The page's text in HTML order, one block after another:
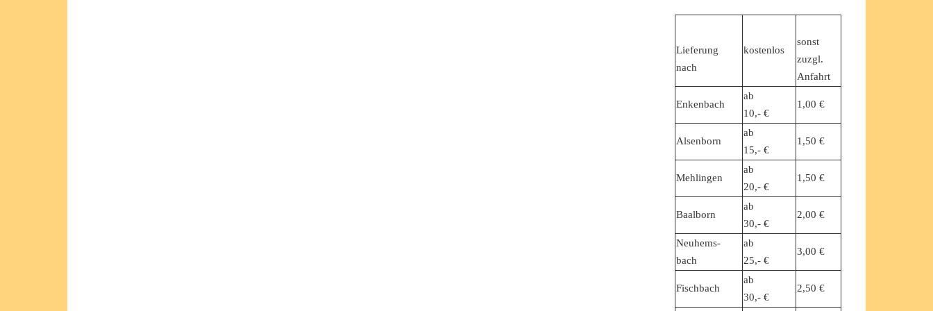
Lieferung
nach
kostenlos
sonst
zuzgl.
Anfahrt
Enkenbach
ab
10,- €
1,00 €
Alsenborn
ab
15,- €
1,50 €
Mehlingen
ab
20,- €
1,50 €
Baalborn
ab
30,- €
2,00 €
Neuhems-
bach
ab
25,- €
3,00 €
Fischbach
ab
30,- €
2,50 €